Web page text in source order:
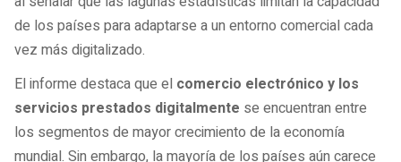
de los países para adaptarse a un entorno comercial cada
vez más digitalizado.
El informe destaca que el comercio electrónico y los
servicios prestados digitalmente se encuentran entre
los segmentos de mayor crecimiento de la economía
mundial. Sin embargo, la mayoría de los países aún carece